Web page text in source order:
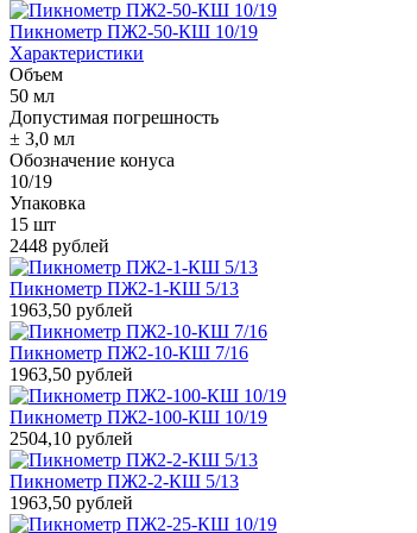
Пикнометр ПЖ2-50-КШ 10/19
Характеристики
Объем
50 мл
Допустимая погрешность
± 3,0 мл
Обозначение конуса
10/19
Упаковка
15 шт
2448 рублей
Пикнометр ПЖ2-1-КШ 5/13
1963,50 рублей
Пикнометр ПЖ2-10-КШ 7/16
1963,50 рублей
Пикнометр ПЖ2-100-КШ 10/19
2504,10 рублей
Пикнометр ПЖ2-2-КШ 5/13
1963,50 рублей